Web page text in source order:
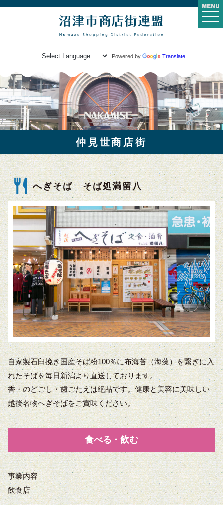
Powered by Translate
仲見世商店街
へぎそば そば処満留八
自家製石臼挽き国産そば粉100％に布海苔（海藻）を繋ぎに入
れたそばを毎日新潟より直送しております。
香・のどごし・歯ごたえは絶品です。健康と美容に美味しい
越後名物へぎそばをご賞味ください。
食べる・飲む
事業内容
飲食店